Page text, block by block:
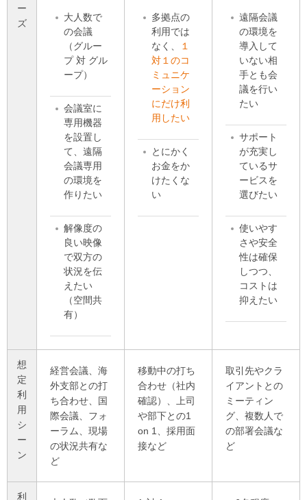
ー
ズ
大人数で
の会議
（グルー
プ 対 グル
ープ）
会議室に
専用機器
を設置し
て、遠隔
会議専用
の環境を
作りたい
解像度の
良い映像
で双方の
状況を伝
えたい
（空間共
有）
多拠点の
利用では
なく、
１
対１のコ
ミュニケ
ーション
にだけ利
用したい
とにかく
お金をか
けたくな
い
遠隔会議
の環境を
導入して
いない相
手とも会
議を行い
たい
サポート
が充実し
ているサ
ービスを
選びたい
使いやす
さや安全
性は確保
しつつ、
コストは
抑えたい
想
定
利
用
シ
ー
ン
経営会議、海
外支部との打
ち合わせ、国
際会議、フォ
ーラム、現場
の状況共有な
ど
移動中の打ち
合わせ（社内
確認）、上司
や部下との1
on 1、採用面
接など
取引先やクラ
イアントとの
ミーティン
グ、複数人で
の部署会議な
ど
利